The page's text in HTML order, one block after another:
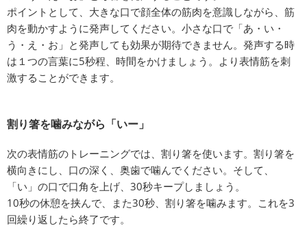
ポイントとして、大きな口で顔全体の筋肉を意識しながら、筋
肉を動かすように発声してください。小さな口で「あ・い・
う・え・お」と発声しても効果が期待できません。発声する時
は１つの言葉に5秒程、時間をかけましょう。より表情筋を刺
激することができます。
割り箸を噛みながら「いー」
次の表情筋のトレーニングでは、割り箸を使います。割り箸を
横向きにし、口の深く、奥歯で噛んでください。そして、
「い」の口で口角を上げ、30秒キープしましょう。
10秒の休憩を挟んで、また30秒、割り箸を噛みます。これを3
回繰り返したら終了です。